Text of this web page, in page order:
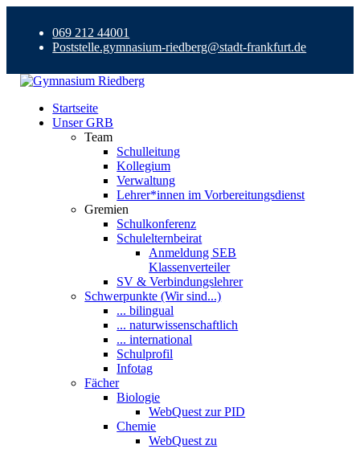
069 212 44001
Poststelle.gymnasium-riedberg@stadt-frankfurt.de
Startseite
Unser GRB
Team
Schulleitung
Kollegium
Verwaltung
Lehrer*innen im Vorbereitungsdienst
Gremien
Schulkonferenz
Schulelternbeirat
Anmeldung SEB
Klassenverteiler
SV & Verbindungslehrer
Schwerpunkte (Wir sind...)
... bilingual
... naturwissenschaftlich
... international
Schulprofil
Infotag
Fächer
Biologie
WebQuest zur PID
Chemie
WebQuest zu